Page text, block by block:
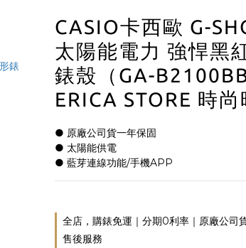
CASIO卡西歐 G-
太陽能電力 強悍黑
錶殼（GA-
ERICA STORE 時尚
● 原廠公司貨一年保固
● 太陽能供電
● 藍芽連線功能/手機APP
全店，購錶免運｜分期0利率｜原廠公司
售後服務